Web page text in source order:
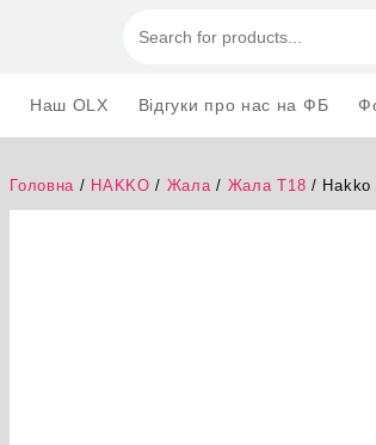
Наш OLX Відгуки про нас на ФБ
Головна / HAKKO / Жала/ Жала T18 / Hakko